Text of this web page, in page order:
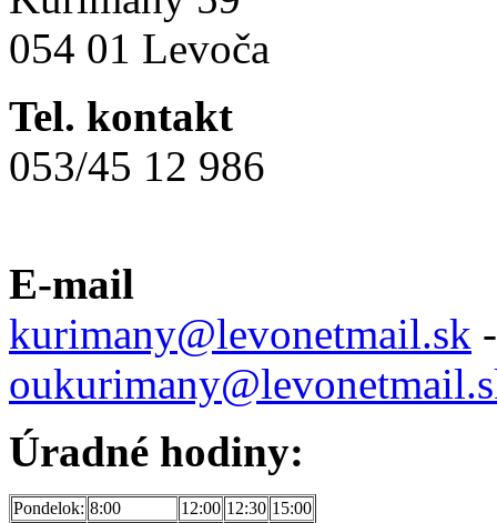
054 01 Levoča
Tel. kontakt
053/45 12 986
E-mail
kurimany@levonetmail.sk
Úradné hodiny:
Pondelok: 8:00 12:00 12:30 15:00